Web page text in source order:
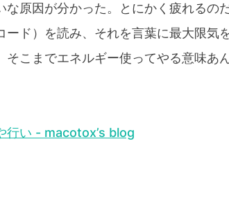
原因が分かった。とにかく疲れるの
ド）を読み、それを言葉に最大限気
こまでエネルギー使ってやる意味あ
行い - macotox’s blog